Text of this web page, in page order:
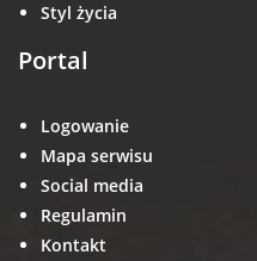
Styl życia
Portal
Logowanie
Mapa serwisu
Social media
Regulamin
Kontakt